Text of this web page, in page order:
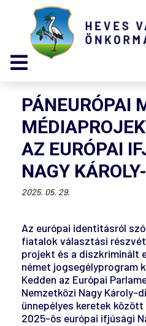
PÁNEURÓPAI
AZ EURÓPAI
NAGY
2025. 05. 29.
Az európai identitásról
fiatalok választási
projekt és a diszkriminált
német jogsegélyprogram
Kedden az Európai
Nemzetközi Nagy Károly-
ünnepélyes keretek
2025-ös európai ifjúsági